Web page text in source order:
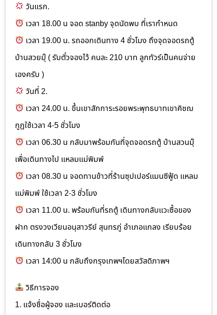
วันแรก.
เวลา 18.00 น จอด stanby จุดนัดพบ ที่เรากำหนด
เวลา 19.00 น. รถออกเดินทาง 4 ชั่วโมง ถึงจุดจอดรถตู้
บ้านสวยมุ๊ ( รับตั๋วจองไว้ คนละ 210 บาท ลูกทัวร์เป็นคนจ่าย
เองครับ )
วันที่ 2.
เวลา 24.00 น. ขึ้นเขาสักการะรอยพระพุทธบาทเขาคิชฌ
กูฏใช้เวลา 4-5 ชั่วโมง
เวลา 06.30 น กลับมาพร้อมกันที่จุดจอดรถตู้ บ้านสวนมุ๊
เพื่อเดินทางไป แหลมแม่พิมพ์
เวลา 08.30 น จอดทานข้าวที่ร้านซุปเปอร์แมนซีฟู้ด แหลม
แม่พิมพ์ ใช้เวลา 2-3 ชั่วโมง
เวลา 11.00 น. พร้อมกันที่รถตู้ เดินทางกลับแวะซื้อของ
ฝาก ตรงวงเวียนอนุสาวรีย์ สุนทรภู่ อำเภอแกลง เรียบร้อย
เดินทางกลับ 3 ชั่วโมง
เวลา 14:00 น กลับถึงกรุงเทพฯโดยสวัสดิภาพฯ
วิธีการจอง
1. แจ้งชื่อผู้จอง และเบอร์ติดต่อ